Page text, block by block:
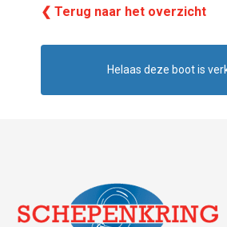
❮ Terug naar het overzicht
Helaas deze boot is